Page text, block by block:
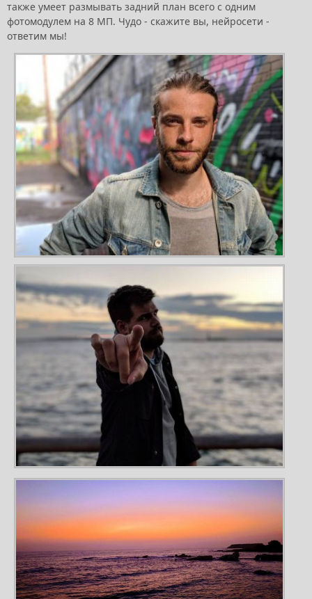
также умеет размывать задний план всего с одним
фотомодулем на 8 МП. Чудо - скажите вы, нейросети -
ответим мы!